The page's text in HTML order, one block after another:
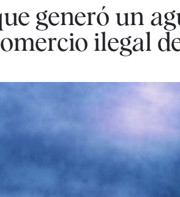
generó un
ilegal